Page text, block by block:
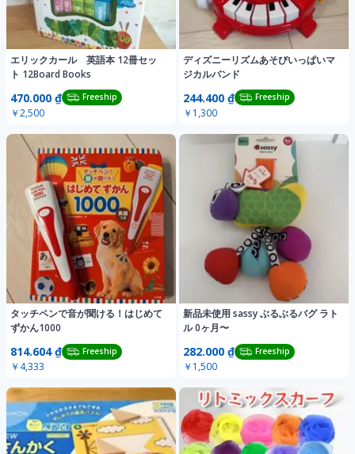
エリックカール 英語本 12冊セッ
ト 12Board Books
470.000 ₫ Freeship
￥2,500
ディズニーリズムあそびいっぱいマ
ジカルバンド
244.400 ₫ Freeship
￥1,300
タッチペンで音が聞ける！はじめて
ずかん1000
814.604 ₫ Freeship
￥4,333
新品未使用 sassy ぶるぶるバグ ラト
ル 0ヶ月〜
282.000 ₫ Freeship
￥1,500